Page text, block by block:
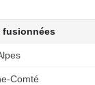
fusionnées
Comté